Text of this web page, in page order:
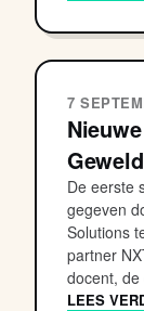
7
De eerste
gegeven
Solutions
partner
docent,
LEES